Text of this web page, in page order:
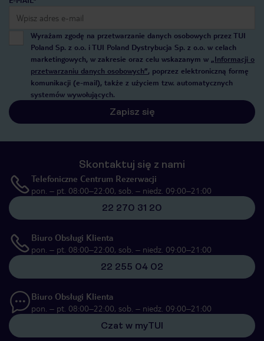
Wyrażam zgodę na przetwarzanie danych osobowych przez TUI
Poland Sp. z o.o. i TUI Poland Dystrybucja Sp. z o.o. w celach
marketingowych, w zakresie oraz celu wskazanym w „Informacji o
przetwarzaniu danych osobowych”, poprzez elektroniczną formę
komunikacji (e-mail), także z użyciem tzw. automatycznych
systemów wywołujących.
Zapisz się
Skontaktuj się z nami
Telefoniczne Centrum Rezerwacji
pon. – pt. 08:00–22:00, sob. – niedz. 09:00–21:00
22 270 31 20
Biuro Obsługi Klienta
pon. – pt. 08:00–22:00, sob. – niedz. 09:00–21:00
22 255 04 02
Biuro Obsługi Klienta
pon. – pt. 08:00–22:00, sob. – niedz. 09:00–21:00
Czat w myTUI